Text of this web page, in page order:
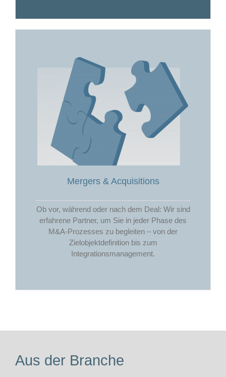
Mergers & Acquisitions
Ob vor, während oder nach dem Deal: Wir sind
erfahrene Partner, um Sie in jeder Phase des
M&A-Prozesses zu begleiten – von der
Zielobjektdefinition bis zum
Integrationsmanagement.
Aus der Branche